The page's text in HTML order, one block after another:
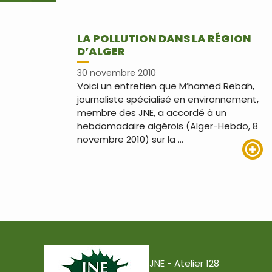
LA POLLUTION DANS LA RÉGION
D’ALGER
30 novembre 2010
Voici un entretien que M’hamed Rebah,
journaliste spécialisé en environnement,
membre des JNE, a accordé à un
hebdomadaire algérois (Alger-Hebdo, 8
novembre 2010) sur la …
JNE - Atelier 128